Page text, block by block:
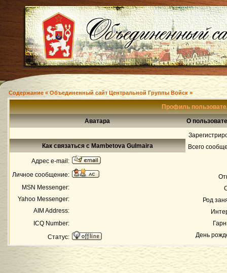
Содержание « Объединенный сайт Центральной Группы Войск »
Профиль
Аватара
О
Всего
Род
День
Как связаться с Mambetova Gulmaira
Адрес e-mail:
Личное сообщение:
MSN Messenger:
Yahoo Messenger:
AIM Address:
ICQ Number:
Статус: